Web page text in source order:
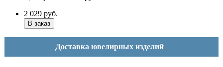
2 029 руб.
Доставка ювелирных изделий